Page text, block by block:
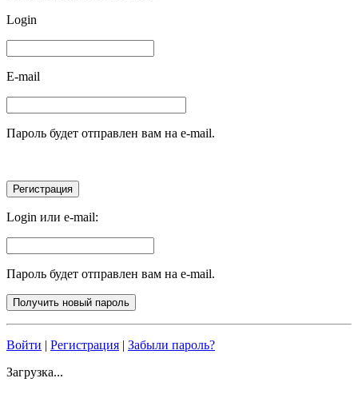
Login
E-mail
Пароль будет отправлен вам на e-mail.
Login или e-mail:
Пароль будет отправлен вам на e-mail.
Войти | Регистрация | Забыли пароль?
Загрузка...